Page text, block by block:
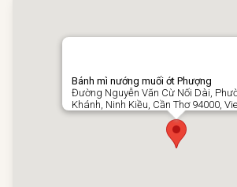
Bánh mì nướng muối ớt Phượng
Đường Nguyễn Văn Cừ Nối Dài,
Khánh, Ninh Kiều, Cần Thơ 94000,